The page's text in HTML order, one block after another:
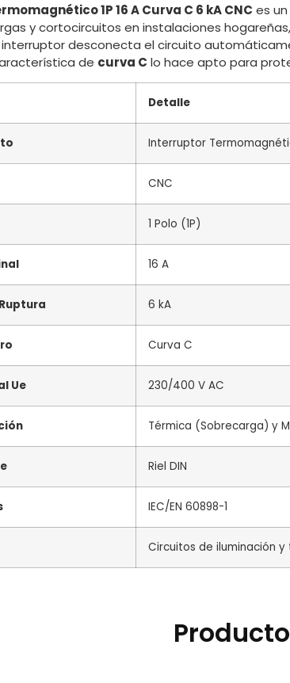
1P 16 A Curva C 6 kA CNC es
y cortocircuitos en instalaciones
desconecta el circuito
de curva C lo hace apto para
Detalle
Interruptor
CNC
1 Polo (1P)
16 A
6 kA
Curva C
Ue 230/400 V AC
Térmica (Sobrecarga) y
Riel DIN
IEC/EN 60898-1
Circuitos de iluminación